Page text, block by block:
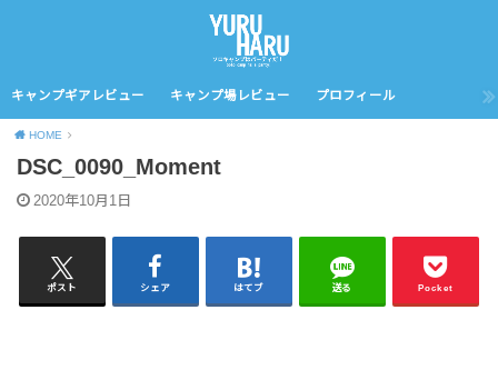
キャンプギアレビュー キャンプ場レビュー プロフィール
HOME
DSC_0090_Moment
2020年10月1日
ポスト シェア はてブ 送る Pocket